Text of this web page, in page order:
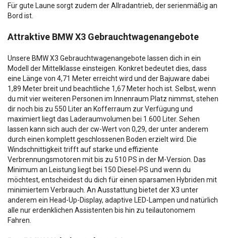
Für gute Laune sorgt zudem der Allradantrieb, der serienmäßig an
Bord ist.
Attraktive BMW X3 Gebrauchtwagenangebote
Unsere BMW X3 Gebrauchtwagenangebote lassen dich in ein
Modell der Mittelklasse einsteigen. Konkret bedeutet dies, dass
eine Länge von 4,71 Meter erreicht wird und der Bajuware dabei
1,89 Meter breit und beachtliche 1,67 Meter hoch ist. Selbst, wenn
du mit vier weiteren Personen im Innenraum Platz nimmst, stehen
dir noch bis zu 550 Liter an Kofferraum zur Verfügung und
maximiert liegt das Laderaumvolumen bei 1.600 Liter. Sehen
lassen kann sich auch der cw-Wert von 0,29, der unter anderem
durch einen komplett geschlossenen Boden erzielt wird. Die
Windschnittigkeit trifft auf starke und effiziente
Verbrennungsmotoren mit bis zu 510 PS in der M-Version. Das
Minimum an Leistung liegt bei 150 Diesel-PS und wenn du
möchtest, entscheidest du dich für einen sparsamen Hybriden mit
minimiertem Verbrauch. An Ausstattung bietet der X3 unter
anderem ein Head-Up-Display, adaptive LED-Lampen und natürlich
alle nur erdenklichen Assistenten bis hin zu teilautonomem
Fahren.